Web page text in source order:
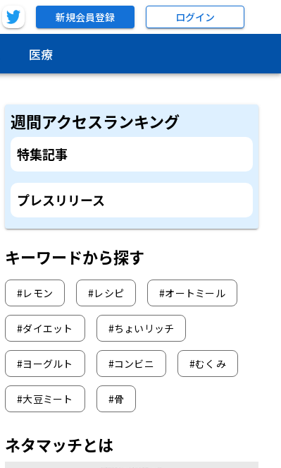
新規会員登録 ログイン
医療
週間アクセスランキング
特集記事
プレスリリース
キーワードから探す
#レモン #レシピ #オートミール
#ダイエット #ちょいリッチ
#ヨーグルト #コンビニ #むくみ
#大豆ミート #骨
ネタマッチとは